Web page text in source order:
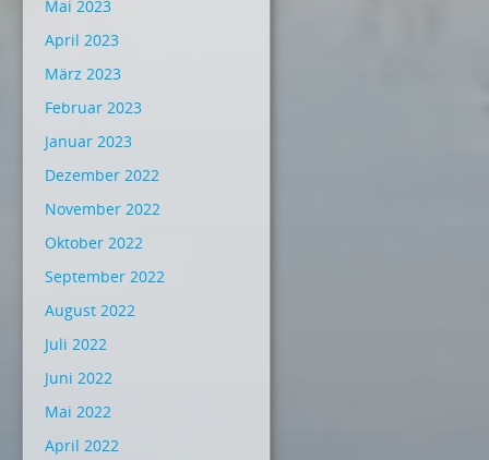
Mai 2023
April 2023
März 2023
Februar 2023
Januar 2023
Dezember 2022
November 2022
Oktober 2022
September 2022
August 2022
Juli 2022
Juni 2022
Mai 2022
April 2022